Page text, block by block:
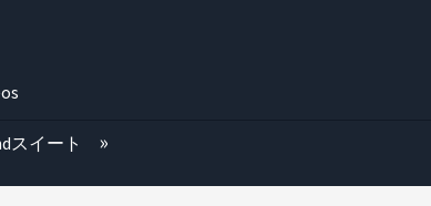
む
スイート